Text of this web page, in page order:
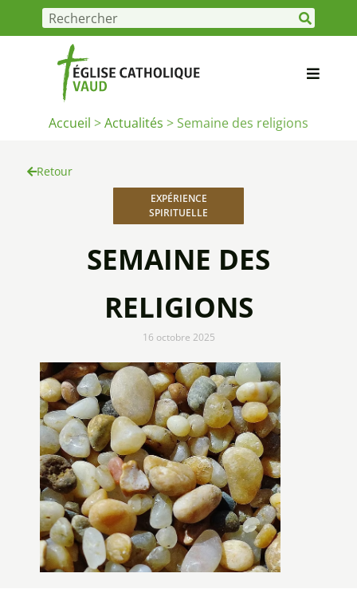
Accueil >Actualités >Semaine des religions
Retour
EXPÉRIENCE
SPIRITUELLE
SEMAINE DES
RELIGIONS
16 octobre 2025